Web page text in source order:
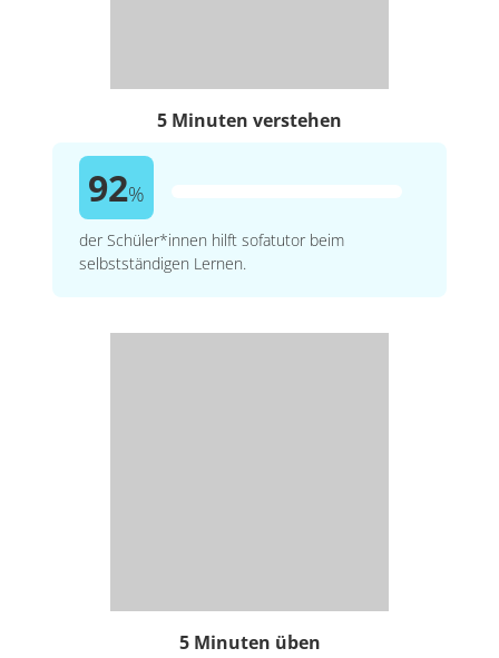
5 Minuten verstehen
92%
der Schüler*innen hilft sofatutor beim
selbstständigen Lernen.
5 Minuten üben